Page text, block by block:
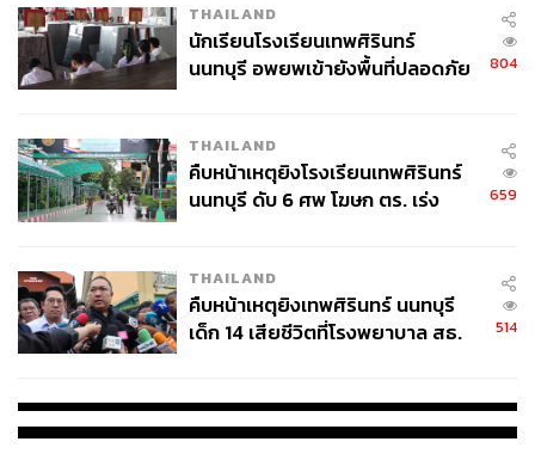
THAILAND
นักเรียนโรงเรียนเทพศิรินทร์
นนทบุรี อพยพเข้ายังพื้นที่ปลอดภัย
804
THAILAND
คืบหน้าเหตุยิงโรงเรียนเทพศิรินทร์
นนทบุรี ดับ 6 ศพ โฆษก ตร. เร่ง
659
THAILAND
คืบหน้าเหตุยิงเทพศิรินทร์ นนทบุรี
เด็ก 14 เสียชีวิตที่โรงพยาบาล สธ.
514